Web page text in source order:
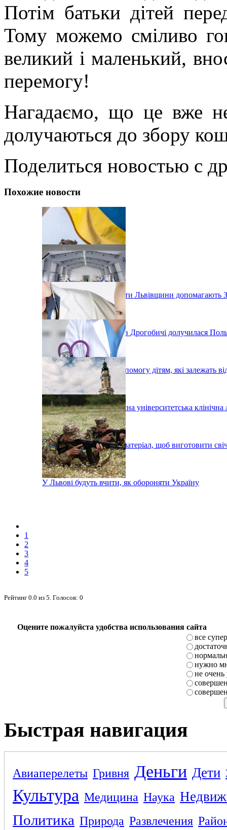
Потім батьки дітей
Тому можемо сміливо
великий і маленький,
перемогу!
Нагадаємо, що це вже
долучаються до збору
Поделиться новостью с
Похожие новости
Як заклади профтехосвіти Львівщини допомагають
До будівництва лікарні в Дрогобичі долучилася
Львів'ян просять про допомогу дітям, які залежать
У Львові з'явиться сучасна університетська клінічна
У Дрогобичі збирають матеріал, щоб виготовити
У Львові будуть вчити, як обороняти Україну
1
2
3
4
5
Рейтинг 0.0 из 5 . Голосов: 0
Оцените пожалуйста удобства использования сайта
все супер
нужно
не очень
Быстрая навигация
Авиаперелеты Гривня Деньги Дети
Культура Медицина Наука
Политика Природа Развлечения